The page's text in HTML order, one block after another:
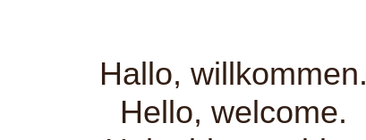
Hallo, willkommen.
Hello, welcome.